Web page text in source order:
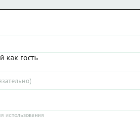
как гость
использования